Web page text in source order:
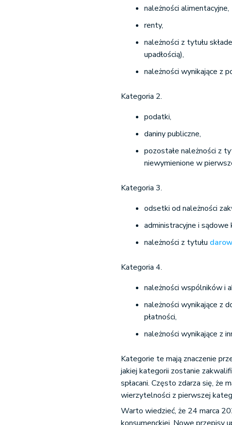
należności alimentacyjne,
renty,
należności z tytułu
upadłością),
należności wynikające z
Kategoria 2.
podatki,
daniny publiczne,
pozostałe należności z
niewymienione w
Kategoria 3.
odsetki od należności
administracyjne i sądowe
należności z tytułu
Kategoria 4.
należności wspólników i
należności wynikające z
płatności,
należności wynikające z
Kategorie te mają znaczenie
jakiej kategorii zostanie
spłacani. Często zdarza się, że
wierzytelności z pierwszej
Warto wiedzieć, że 24 marca